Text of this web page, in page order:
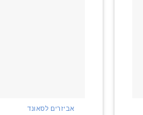
אביזרים לסאונד